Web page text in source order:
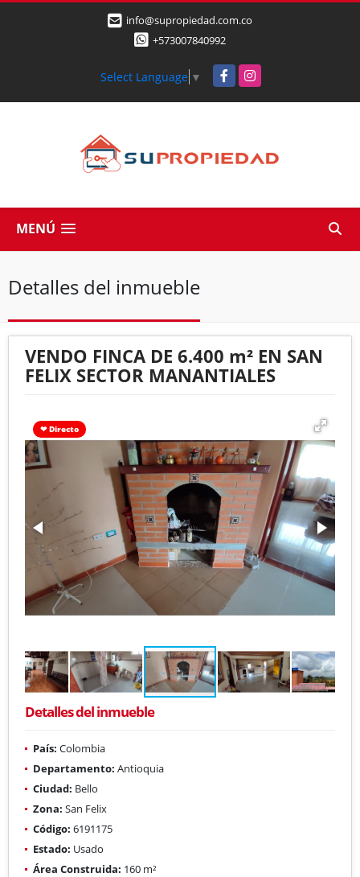
info@supropiedad.com.co
+573007840992
Select Language ▼ FacebookInstagram
MENÚ
Detalles del inmueble
VENDO FINCA DE 6.400 m² EN SAN
FELIX SECTOR MANANTIALES
❤ Directo
Detalles del inmueble
País: Colombia
Departamento: Antioquia
Ciudad: Bello
Zona: San Felix
Código: 6191175
Estado: Usado
Área Construida: 160 m²